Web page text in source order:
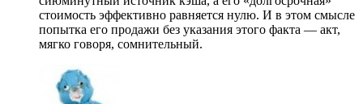
стоимость эффективно равняется нулю. И в этом смысле
попытка его продажи без указания этого факта — акт,
мягко говоря, сомнительный.